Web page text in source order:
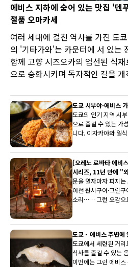
에비스 지하에 숨어 있는 맛집 '덴
절품 오마카세
여러 세대에 걸친 역사를 가진 도
의 '기타가와'는 카운터에 서 있는
함께 고향 시즈오카의 엄선된 식
으로 승화시키며 독자적인 길을
도쿄 시부야·에비스
도쿄의 인기 지역 시
으로 즐길 수 있는 가
니다. 이자카야와 일
보세요.
[오레노 로바타 에비
시리즈, 11년 만에 "
문을 열자마자 퍼지
어선 원시구이·그릴
소리…… 그런 오감으
도쿄・에비스 주변에
도쿄에서 세련된 거
식사를 즐길 수 있는
이번에는 그런 에비